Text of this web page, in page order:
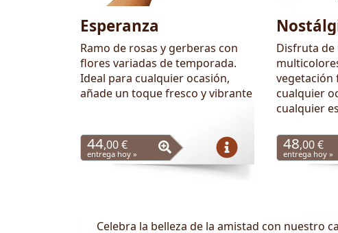
Esperanza
Ramo de rosas y gerberas con
flores variadas de temporada.
Ideal para cualquier ocasión,
añade un toque fresco y vibrante
44,00 €
entrega hoy »
Disfruta
vegetación
cualquier
cualquier
48,00 €
entrega hoy »
Celebra la belleza de la amistad con nuestro